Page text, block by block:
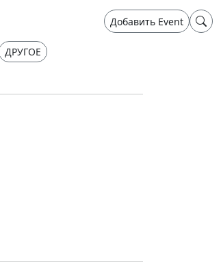
Добавить Event
ДРУГОЕ